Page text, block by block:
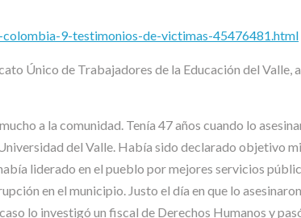
9-testimonios-de-victimas-45476481.html
Único de Trabajadores de la Educación del Valle,
a la comunidad. Tenía 47 años cuando lo
del Valle. Había sido declarado objetivo
liderado en el pueblo por mejores servicios
en el municipio. Justo el día en que lo
lo investigó un fiscal de Derechos Humanos y